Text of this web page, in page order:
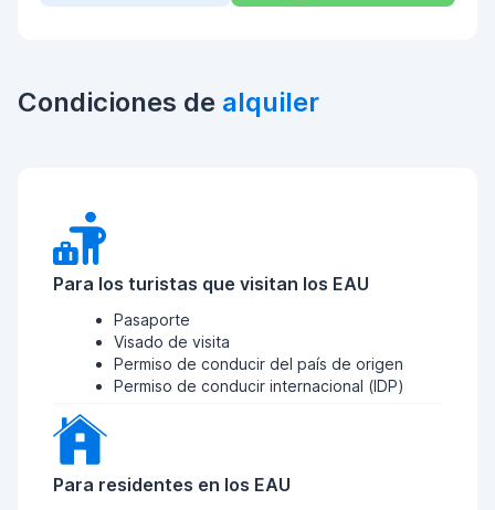
Condiciones de alquiler
Para los turistas que visitan los EAU
Pasaporte
Visado de visita
Permiso de conducir del país de origen
Permiso de conducir internacional (IDP)
Para residentes en los EAU